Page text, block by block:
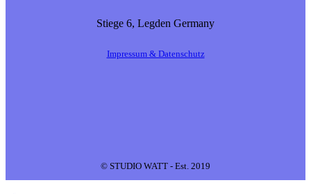
Stiege 6, Legden Germany
Impressum & Datenschutz
© STUDIO WATT - Est. 2019